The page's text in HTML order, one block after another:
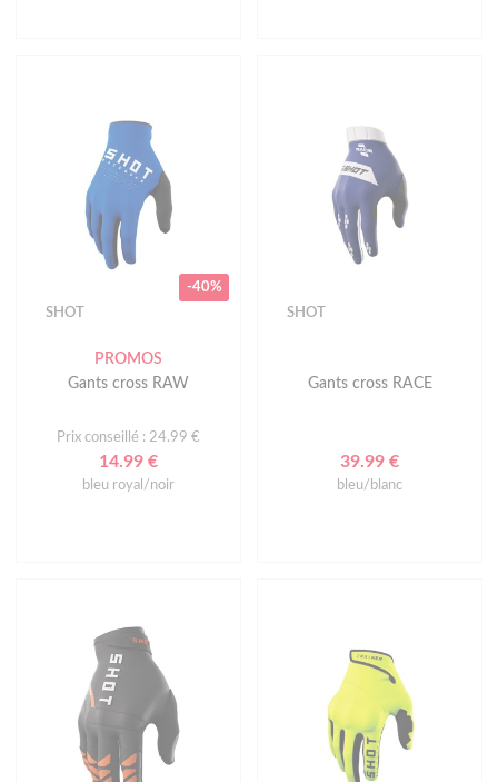
-40%
SHOT
PROMOS
Gants cross RAW
Prix conseillé : 24.99 €
14.99 €
bleu royal/noir
SHOT
Gants cross RACE
39.99 €
bleu/blanc